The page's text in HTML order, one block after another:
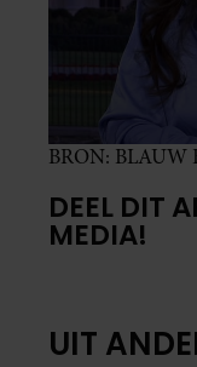
BRON: BLAUW
DEEL DIT
MEDIA!
UIT